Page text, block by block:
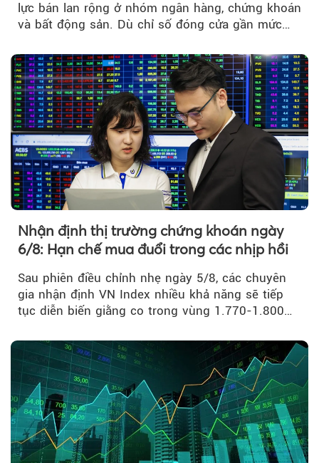
lực bán lan rộng ở nhóm ngân hàng, chứng khoán
và bất động sản. Dù chỉ số đóng cửa gần mức
Nhận định thị trường chứng khoán ngày
6/8: Hạn chế mua đuổi trong các nhịp hồi
Sau phiên điều chỉnh nhẹ ngày 5/8, các chuyên
gia nhận định VN Index nhiều khả năng sẽ tiếp
tục diễn biến giằng co trong vùng 1.770-1.800